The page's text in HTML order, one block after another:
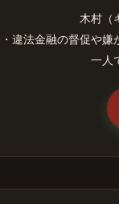
木村（
違法金融の督促や嫌
一人